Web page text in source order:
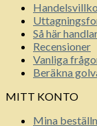
Så här
Recensioner
Vanliga
Beräkna
MITT KONTO
Mina